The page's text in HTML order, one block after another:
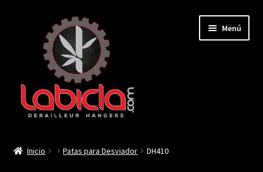
navegación
contenido
Menú
Inicio Patas para Desviador DH410